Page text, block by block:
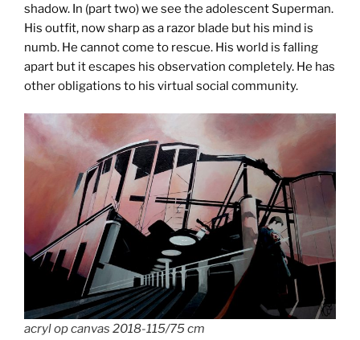
shadow. In (part two) we see the adolescent Superman.
His outfit, now sharp as a razor blade but his mind is
numb. He cannot come to rescue. His world is falling
apart but it escapes his observation completely. He has
other obligations to his virtual social community.
acryl op canvas 2018-115/75 cm